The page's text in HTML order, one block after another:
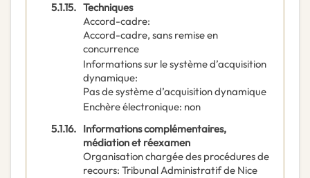
5.1.15. Techniques
Accord-cadre:
Accord-cadre, sans remise en
concurrence
Informations sur le système d’acquisition
dynamique:
Pas de système d’acquisition dynamique
Enchère électronique: non
5.1.16. Informations complémentaires,
médiation et réexamen
Organisation chargée des procédures de
recours: Tribunal Administratif de Nice